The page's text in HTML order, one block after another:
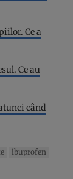
Ce a
Ce au
când
ibuprofen